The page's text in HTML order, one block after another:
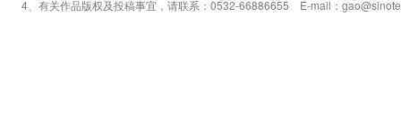
4、有关作品版权及投稿事宜，请联系：0532-66886655 E-mail：